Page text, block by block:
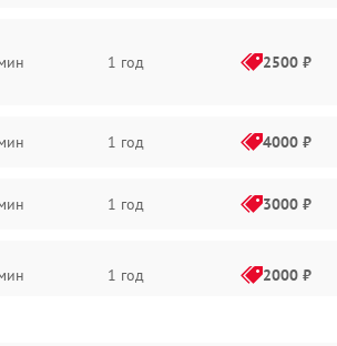
1 год 2500 ₽
1 год 4000 ₽
1 год 3000 ₽
1 год 2000 ₽